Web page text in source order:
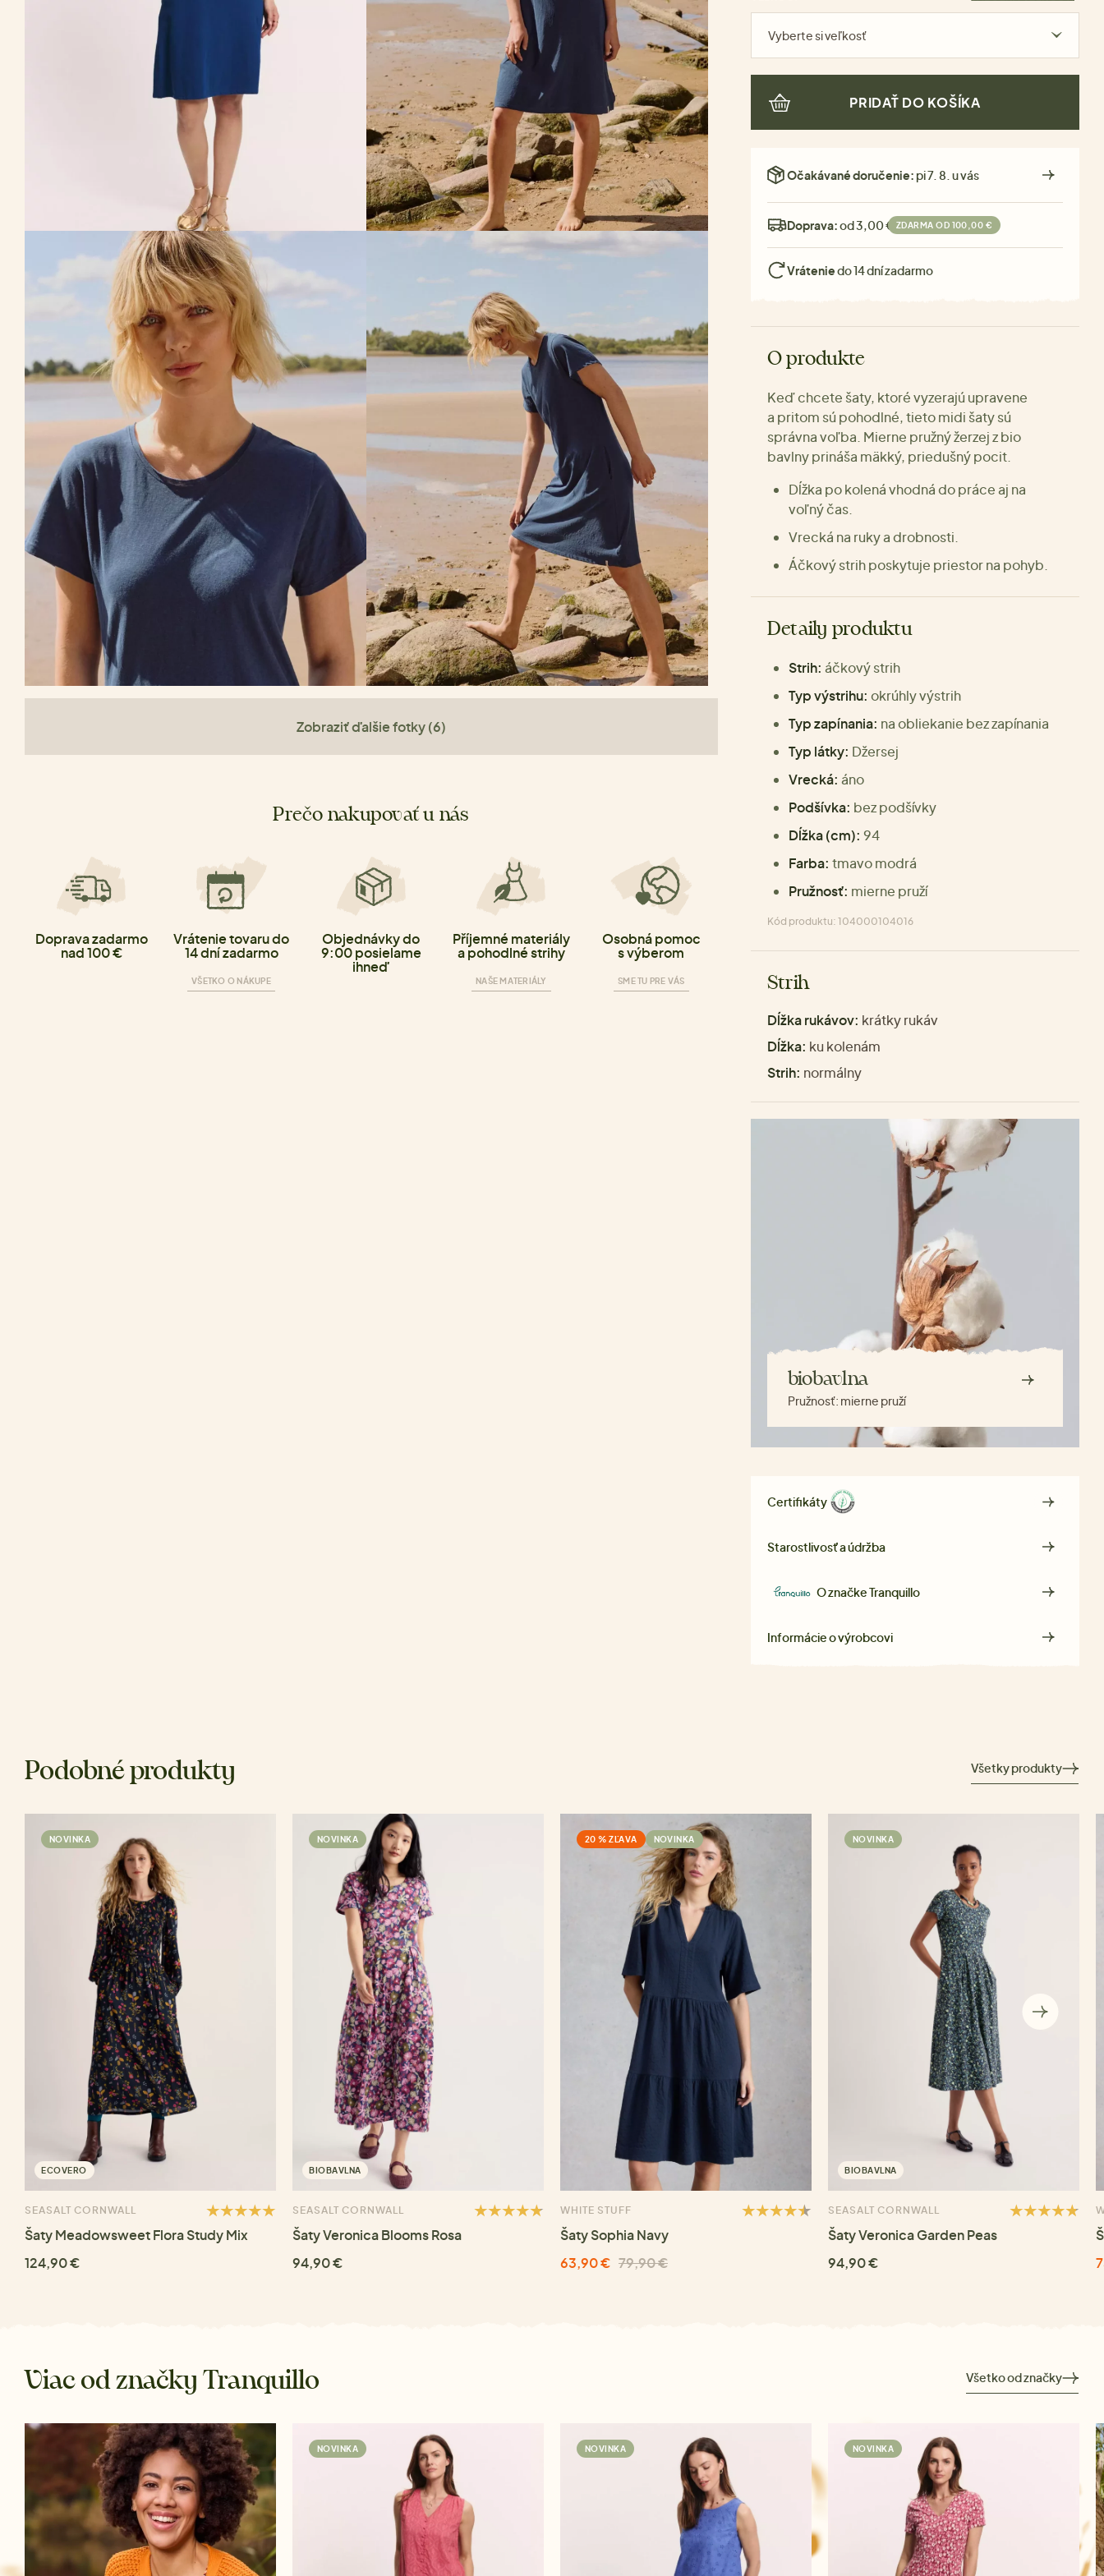
Zobraziť ďalšie fotky (6)
Prečo nakupovať u nás
Doprava zadarmo
nad 100 €
Vrátenie tovaru do
14 dní zadarmo
VŠETKO O NÁKUPE
Objednávky do
9:00 posielame
ihneď
Příjemné materiály
a pohodlné strihy
NAŠE MATERIÁLY
Osobná pomoc
s výberom
SME TU PRE VÁS
Vyberte si veľkosť
PRIDAŤ DO KOŠÍKA
Očakávané doručenie: pi 7. 8. u vás
Doprava:od 3,00 € ZDARMA OD 100,00 €
Vráteniedo 14 dní zadarmo
O produkte
Keď chcete šaty, ktoré vyzerajú upravene
a pritom sú pohodlné, tieto midi šaty sú
správna voľba. Mierne pružný žerzej z bio
bavlny prináša mäkký, priedušný pocit.
Dĺžka po kolená vhodná do práce aj na
voľný čas.
Vrecká na ruky a drobnosti.
Áčkový strih poskytuje priestor na pohyb.
Detaily produktu
Strih: áčkový strih
Typ výstrihu: okrúhly výstrih
Typ zapínania: na obliekanie bez zapínania
Typ látky: Džersej
Vrecká: áno
Podšívka: bez podšívky
Dĺžka (cm): 94
Farba: tmavo modrá
Pružnosť: mierne pruží
Kód produktu: 104000104016
Strih
Dĺžka rukávov: krátky rukáv
Dĺžka: ku kolenám
Strih: normálny
biobavlna
Pružnosť: mierne pruží
Certifikáty
Starostlivosť a údržba
O značkeTranquillo
Informácie o výrobcovi
Podobné produkty Všetky produkty
NOVINKA
ECOVERO
SEASALT CORNWALL
Šaty Meadowsweet Flora Study Mix
124,90 €
NOVINKA
BIOBAVLNA
SEASALT CORNWALL
Šaty Veronica Blooms Rosa
94,90 €
20 % ZĽAVA NOVINKA
WHITE STUFF
Šaty Sophia Navy
63,90 € 79,90 €
NOVINKA
BIOBAVLNA
SEASALT CORNWALL
Šaty Veronica Garden Peas
94,90 €
Viac od značky Tranquillo Všetko od značky
NOVINKA NOVINKA NOVINKA